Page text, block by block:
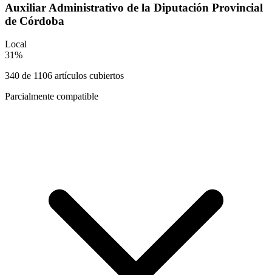
Auxiliar Administrativo de la Diputación Provincial
de Córdoba
Local
31%
340 de 1106 artículos cubiertos
Parcialmente compatible